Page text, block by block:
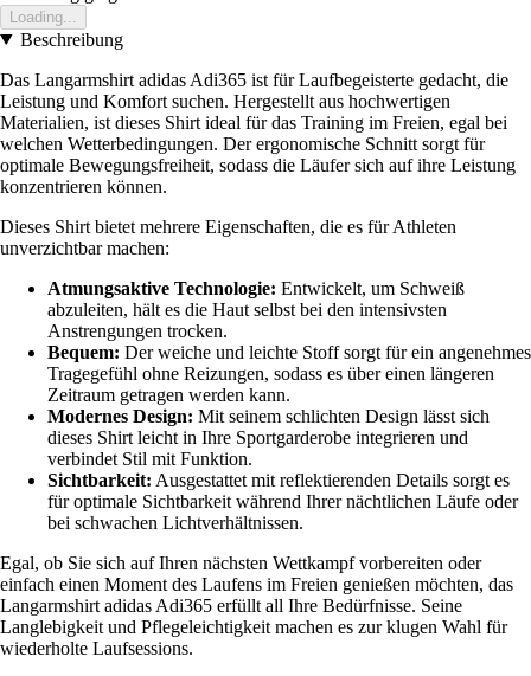
Loading...
Beschreibung
Das Langarmshirt adidas Adi365 ist für Laufbegeisterte gedacht, die
Leistung und Komfort suchen. Hergestellt aus hochwertigen
Materialien, ist dieses Shirt ideal für das Training im Freien, egal bei
welchen Wetterbedingungen. Der ergonomische Schnitt sorgt für
optimale Bewegungsfreiheit, sodass die Läufer sich auf ihre Leistung
konzentrieren können.
Dieses Shirt bietet mehrere Eigenschaften, die es für Athleten
unverzichtbar machen:
Atmungsaktive Technologie: Entwickelt, um Schweiß
abzuleiten, hält es die Haut selbst bei den intensivsten
Anstrengungen trocken.
Bequem: Der weiche und leichte Stoff sorgt für ein angenehmes
Tragegefühl ohne Reizungen, sodass es über einen längeren
Zeitraum getragen werden kann.
Modernes Design: Mit seinem schlichten Design lässt sich
dieses Shirt leicht in Ihre Sportgarderobe integrieren und
verbindet Stil mit Funktion.
Sichtbarkeit: Ausgestattet mit reflektierenden Details sorgt es
für optimale Sichtbarkeit während Ihrer nächtlichen Läufe oder
bei schwachen Lichtverhältnissen.
Egal, ob Sie sich auf Ihren nächsten Wettkampf vorbereiten oder
einfach einen Moment des Laufens im Freien genießen möchten, das
Langarmshirt adidas Adi365 erfüllt all Ihre Bedürfnisse. Seine
Langlebigkeit und Pflegeleichtigkeit machen es zur klugen Wahl für
wiederholte Laufsessions.